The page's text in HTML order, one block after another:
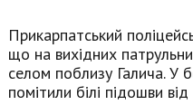
Прикарпатський
що на вихідних
селом поблизу Галича. У
помітили білі підошви